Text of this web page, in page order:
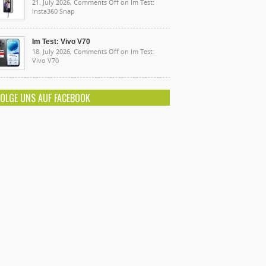
21. July 2026, Comments Off on Im Test:
Insta360 Snap
Im Test: Vivo V70
18. July 2026, Comments Off on Im Test:
Vivo V70
UNS AUF FACEBOOK